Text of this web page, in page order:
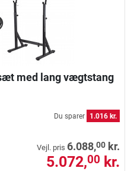
med lang vægtstang
Du sparer 1.016 kr.
Vejl. pris 6.088,00 kr.
5.072,00 kr.